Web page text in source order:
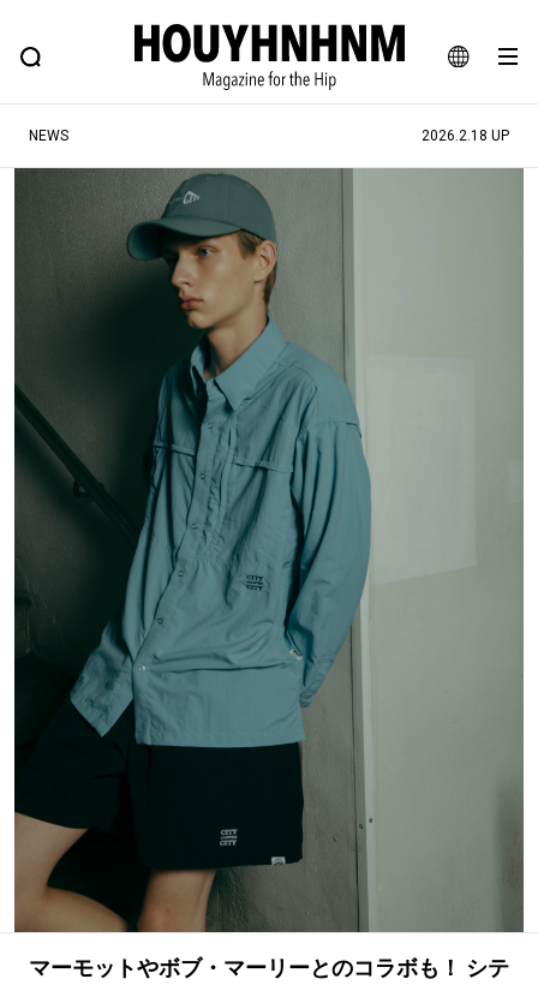
JA
EN
FEATURE BLOG SNAP
ヒップなファッション、カルチャー、ライフスタイルWEBマガジン
#注目のタグ
#SHOPPING ADDICT #憧れの逸品
#ESSENTIAL DESIGNS
#マイナーグッド図鑑
#路地裏てぃーん。 #MONTHLY JOURNAL
#GH 銘品の所以 #フイナムのYouTube
#Commune H #FOCUS IT #AH.H
#ととけん #FASHION #MUSIC
#LIFESTYLE #SNEAKER #OUTDOOR
#SPORTS #HANDSOME HANDBOOK
NEWS 2026.2.18 UP
マーモットやボブ・マーリーとのコラボも！ シテ